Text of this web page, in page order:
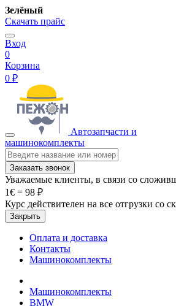
Зелёный
Скачать прайс
Вход
0
Корзина
0 ₽
Автозапчасти и
машинокомплекты
Заказать звонок
Уважаемые клиенты, в связи со
1€ = 98 ₽
Курс действителен на все отгрузки со
Закрыть
Оплата и доставка
Контакты
Машинокомплекты
Машинокомплекты
BMW